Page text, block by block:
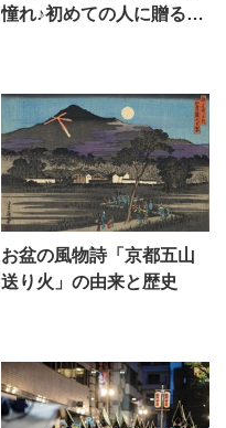
憧れ♪初めての人に贈る、
お盆の風物詩「京都五山
送り火」の由来と歴史